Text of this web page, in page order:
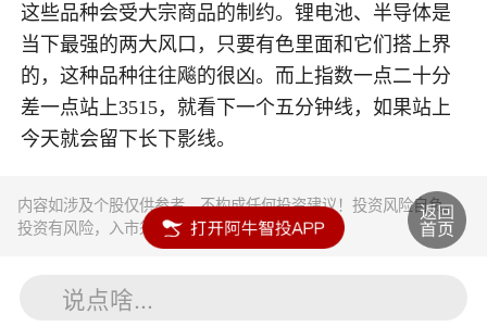
这些品种会受大宗商品的制约。锂电池、半导体是
当下最强的两大风口，只要有色里面和它们搭上界
的，这种品种往往飚的很凶。而上指数一点二十分
差一点站上3515，就看下一个五分钟线，如果站上
今天就会留下长下影线。
内容如涉及个股仅供参考，不构成任何投资建议！投资风险自负。
投资有风险，入市须谨慎。
说点啥...